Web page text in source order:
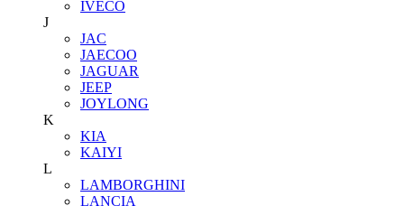
IVECO
J
JAC
JAECOO
JAGUAR
JEEP
JOYLONG
K
KIA
KAIYI
L
LAMBORGHINI
LANCIA